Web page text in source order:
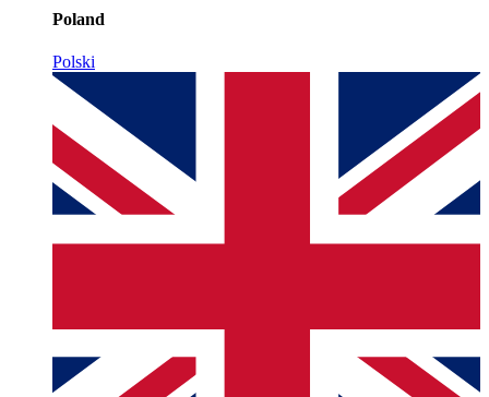
Poland
Polski